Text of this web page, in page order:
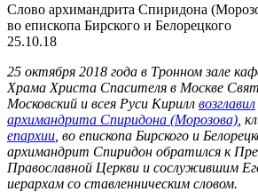
Слово архимандрита Спиридона
во епископа Бирского и Белорецкого
25.10.18
25 октября 2018 года в Тронном зале
Храма Христа Спасителя в Москве
Московский и всея Руси Кирилл возглавил
архимандрита Спиридона (Морозова) ,
епархии , во епископа Бирского и
архимандрит Спиридон обратился к
Православной Церкви и сослужившим
иерархам со ставленническим словом.